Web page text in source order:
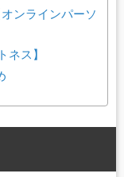
ンラインパーソ
ネス】